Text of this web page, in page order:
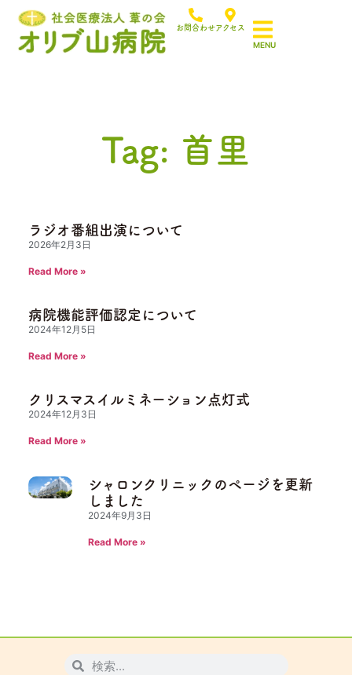
お問合わせアクセス
Tag: 首里
ラジオ番組出演について
2026年2月3日
Read More »
病院機能評価認定について
2024年12月5日
Read More »
クリスマスイルミネーション点灯式
2024年12月3日
Read More »
シャロンクリニックのページを更新
しました
2024年9月3日
Read More »